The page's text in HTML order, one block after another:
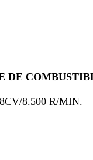
DE
8.500 R/MIN.